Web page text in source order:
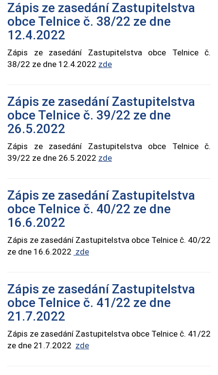
Zápis ze zasedání Zastupitelstva
obce Telnice č. 38/22 ze dne
12.4.2022
Zápis ze zasedání Zastupitelstva obce Telnice č.
38/22 ze dne 12.4.2022 zde
Zápis ze zasedání Zastupitelstva
obce Telnice č. 39/22 ze dne
26.5.2022
Zápis ze zasedání Zastupitelstva obce Telnice č.
39/22 ze dne 26.5.2022 zde
Zápis ze zasedání Zastupitelstva
obce Telnice č. 40/22 ze dne
16.6.2022
Zápis ze zasedání Zastupitelstva obce Telnice č. 40/22
ze dne 16.6.2022 zde
Zápis ze zasedání Zastupitelstva
obce Telnice č. 41/22 ze dne
21.7.2022
Zápis ze zasedání Zastupitelstva obce Telnice č. 41/22
ze dne 21.7.2022 zde